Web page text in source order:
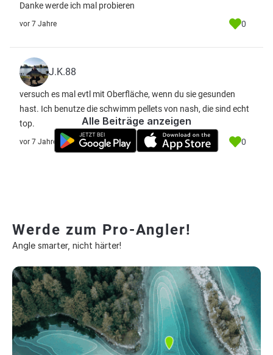
Danke werde ich mal probieren
vor 7 Jahre 0
J.K.88
versuch es mal evtl mit Oberfläche, wenn du sie gesunden
hast. Ich benutze die schwimm pellets von nash, die sind echt
top.
vor 7 Jahre 0
Alle Beiträge anzeigen
Werde zum Pro-Angler!
Angle smarter, nicht härter!